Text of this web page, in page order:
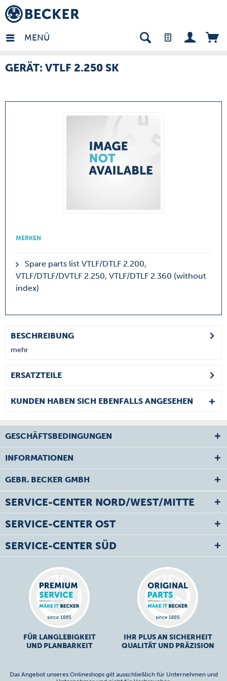
MENÜ
- DE
GERÄT: VTLF 2.250 SK
MERKEN
Spare parts list VTLF/DTLF 2.200,
VTLF/DTLF/DVTLF 2.250, VTLF/DTLF 2.360 (without
index)
BESCHREIBUNG
mehr
ERSATZTEILE
KUNDEN HABEN SICH EBENFALLS ANGESEHEN
GESCHÄFTSBEDINGUNGEN
INFORMATIONEN
GEBR. BECKER GMBH
SERVICE-CENTER NORD/WEST/MITTE
SERVICE-CENTER OST
SERVICE-CENTER SÜD
FÜR LANGLEBIGKEIT
UND PLANBARKEIT
IHR PLUS AN SICHERHEIT
QUALITÄT UND PRÄZISION
Das Angebot unseres Onlineshops gilt ausschließlich für Unternehmen und